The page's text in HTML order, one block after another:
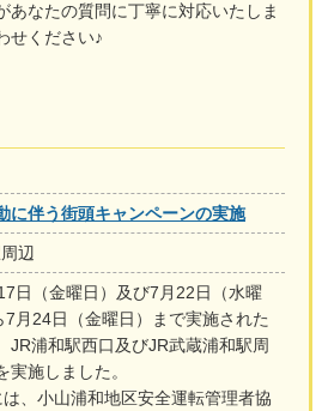
あなたの質問に丁寧に対応いたしま
せください♪
に伴う街頭キャンペーンの実施
辺
日（金曜日）及び7月22日（水曜
月24日（金曜日）まで実施された
JR浦和駅西口及びJR武蔵浦和駅周
施しました。
、小山浦和地区安全運転管理者協